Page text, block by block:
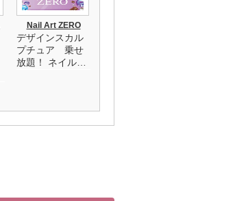
Nail Art ZERO
デザインスカル
プチュア 乗せ
放題！ ネイル…